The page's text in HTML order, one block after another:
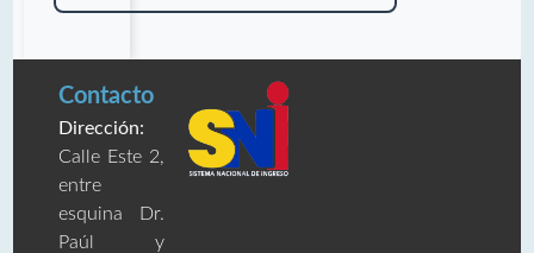
Contacto
Dirección:
Calle Este 2,
entre
esquina Dr.
Paúl y